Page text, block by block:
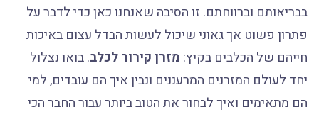
בבריאותם וברווחתם. זו הסיבה שאנחנו כאן כדי לדבר על
פתרון פשוט אך גאוני שיכול לעשות הבדל עצום באיכות
חייהם של הכלבים בקיץ:מזרן קירור לכלב. בואו נצלול
יחד לעולם המזרנים המרעננים ונבין איך הם עובדים, למי
הם מתאימים ואיך לבחור את הטוב ביותר עבור החבר הכי